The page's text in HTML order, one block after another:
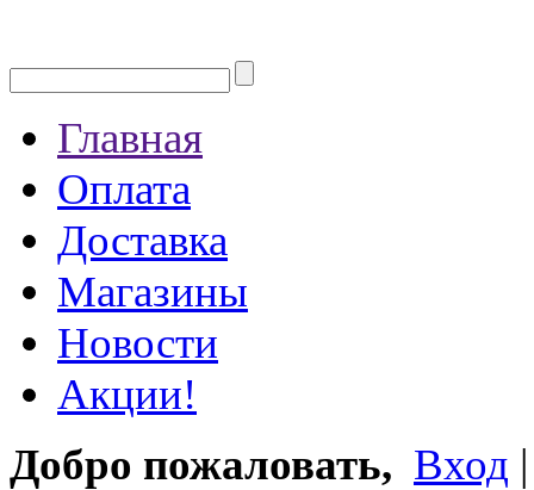
Главная
Оплата
Доставка
Магазины
Новости
Акции!
Добро пожаловать, Вход